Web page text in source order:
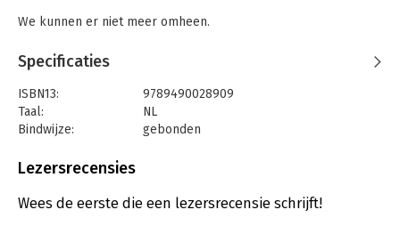
We kunnen er niet meer omheen.
DE BASIS Plantaardig sluit zich aan bij deze voedings(r)evolutie
en geeft je inzicht in producten en smaakmakers zoals
sojasaus, edelgistvlokken, aquafaba en miso. Dit boekje
verklaart het belang en het nut van plantaardige eiwitten, staat
stil bij het belang van de vijfde smaak umami en leert je via
tientallen kook- en snijtechnieken om groenten, fruit, zaden,
granen en peulvruchten op de juiste manier te verwerken.
zeewierbouillon? Kun je een kaaskroket even lekker maken
Specificaties
ISBN13:
9789490028909
Taal:
NL
Bindwijze:
gebonden
Uitgever:
Verschijningsdatum:
4-9-2023
Lezersrecensies
Wees de eerste die een lezersrecensie schrijft!